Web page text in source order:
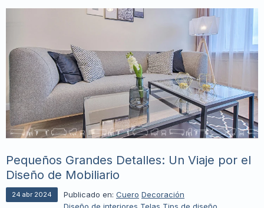
Pequeños Grandes Detalles: Un Viaje por el
Diseño de Mobiliario
24 abr 2024 Publicado en: Cuero Decoración
Diseño de interiores Telas Tips de diseño